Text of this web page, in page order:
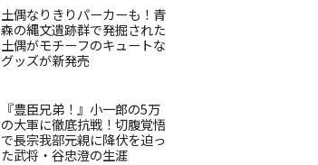
土偶なりきりパーカーも！青
森の縄文遺跡群で発掘された
土偶がモチーフのキュートな
グッズが新発売
『豊臣兄弟！』小一郎の5万
の大軍に徹底抗戦！切腹覚悟
で長宗我部元親に降伏を迫っ
た武将・谷忠澄の生涯